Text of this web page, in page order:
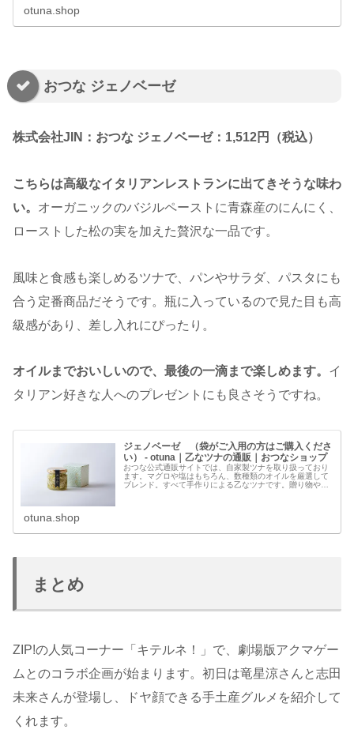
otuna.shop
おつな ジェノベーゼ
株式会社JIN：おつな ジェノベーゼ：1,512円（税込）
こちらは高級なイタリアンレストランに出てきそうな味わ
い。 オーガニックのバジルペーストに青森産のにんにく、
ローストした松の実を加えた贅沢な一品です。
風味と食感も楽しめるツナで、パンやサラダ、パスタにも
合う定番商品だそうです。瓶に入っているので見た目も高
級感があり、差し入れにぴったり。
オイルまでおいしいので、最後の一滴まで楽しめます。 イ
タリアン好きな人へのプレゼントにも良さそうですね。
ジェノベーゼ （袋がご入用の方はご購入くださ
い） - otuna｜乙なツナの通販｜おつなショップ
おつな公式通販サイトでは、自家製ツナを取り扱っており
ます。マグロや塩はもちろん、数種類のオイルを厳選して
ブレンド。すべて手作りによる乙なツナです。贈り物やギ
otuna.shop
まとめ
ZIP!の人気コーナー「キテルネ！」で、劇場版アクマゲー
ムとのコラボ企画が始まります。初日は竜星涼さんと志田
未来さんが登場し、ドヤ顔できる手土産グルメを紹介して
くれます。